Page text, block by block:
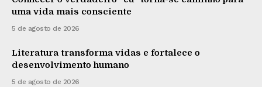
uma vida mais consciente
5 de agosto de 2026
Literatura transforma vidas e fortalece o
desenvolvimento humano
5 de agosto de 2026